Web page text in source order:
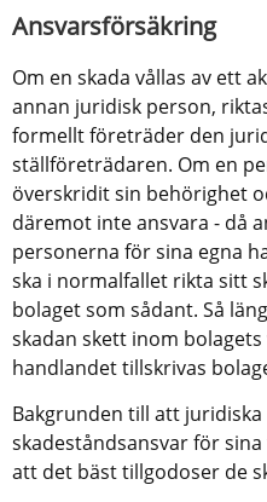
Ansvarsförsäkring
Om en skada vållas av ett
annan juridisk person,
formellt företräder den
ställföreträdaren. Om en
överskridit sin behörighet
däremot inte ansvara - då
personerna för sina egna
ska i normalfallet rikta sitt
bolaget som sådant. Så
skadan skett inom
handlandet tillskrivas
Bakgrunden till att
skadeståndsansvar för
att det bäst tillgodoser de